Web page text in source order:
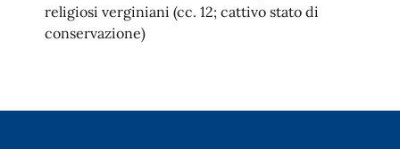
religiosi verginiani (cc. 12; cattivo stato di
conservazione)